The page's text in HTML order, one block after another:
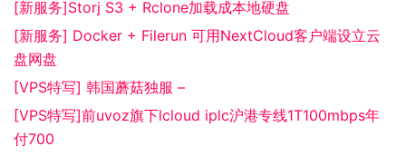
[新服务]Storj S3 + Rclone加载成本地硬盘
[新服务] Docker + Filerun 可用NextCloud客户端设立云
盘网盘
[VPS特写] 韩国蘑菇独服 –
[VPS特写]前uvoz旗下lcloud iplc沪港专线1T100mbps年
付700